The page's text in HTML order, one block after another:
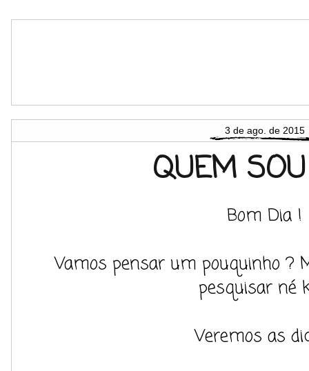
3 de ago. de 2015
QUEM
Bom Dia !
Vamos pensar um pouquinho ?
pesquisar né
Veremos as